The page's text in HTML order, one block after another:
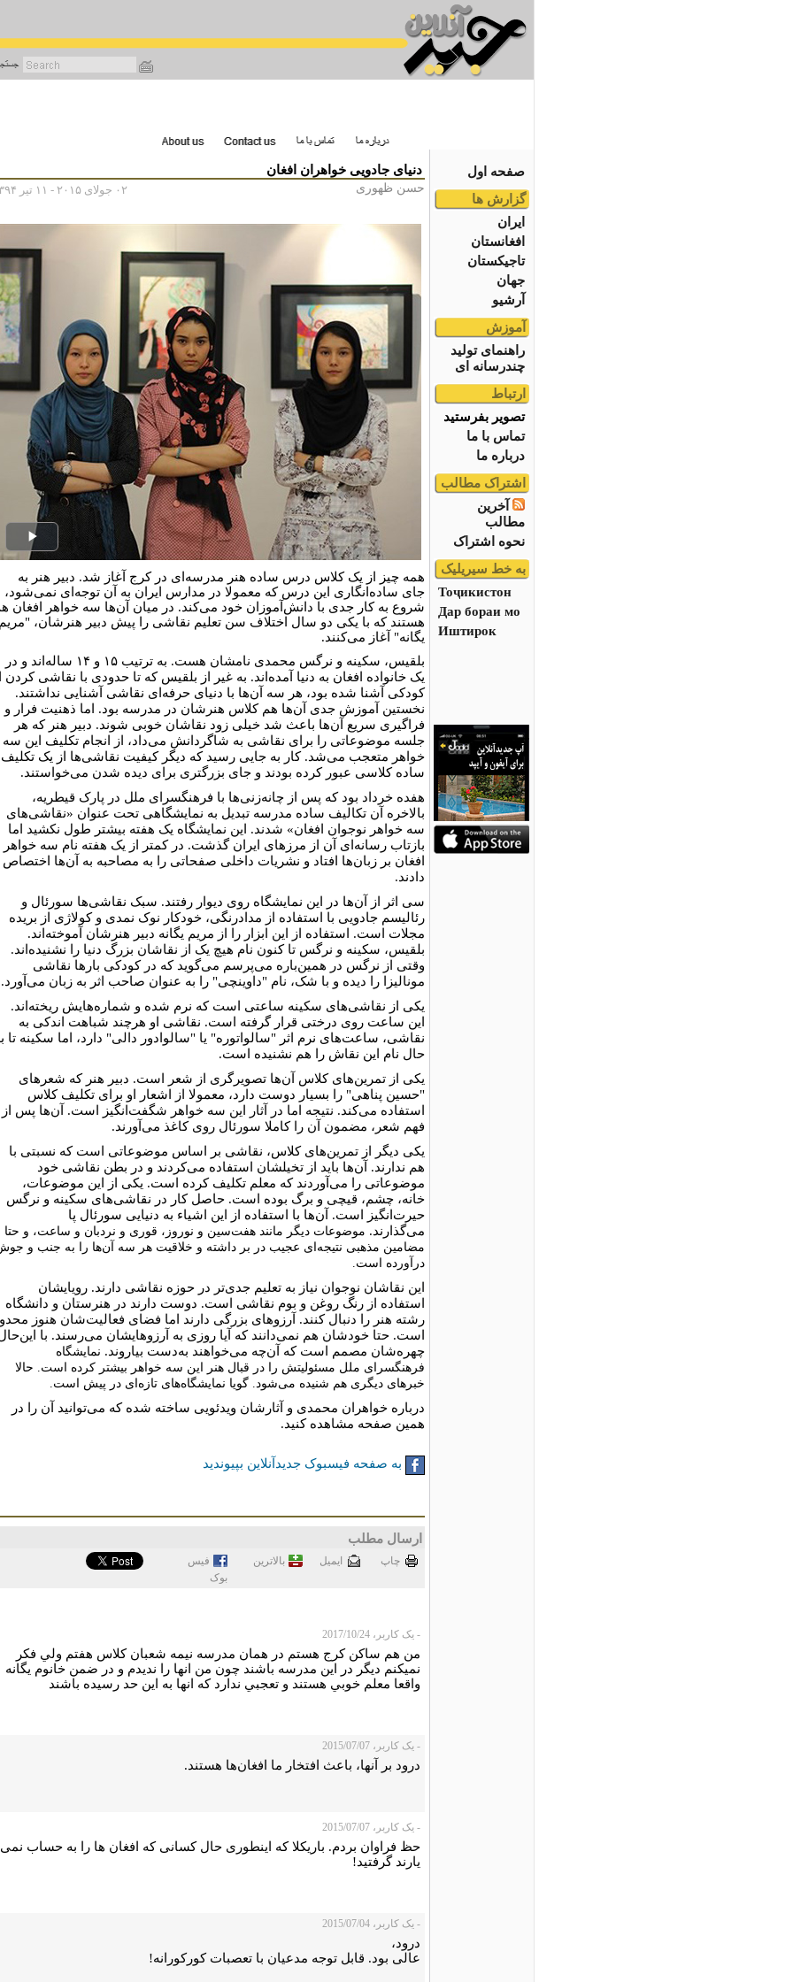
صفحه اول
گزارش ها
ایران
افغانستان
تاجیکستان
جهان
آرشیو
آموزش
راهنمای تولید
چندرسانه ای
ارتباط
تصویر بفرستید
تماس با ما
درباره ما
اشتراک مطالب
آخرین
مطالب
نحوه اشتراک
به خط سیریلیک
Тоҷикистон
Дар бораи мо
Иштирок
دنياى جادويى خواهران افغان
۰۲ جولای ۲۰۱۵ - ۱۱ تیر ۱۳۹۴ حسن ظهوری
همه چیز از یک کلاس درس ساده هنر مدرسه‌ای در کرج آغاز شد. دبیر هنر به
جای ساده‌انگاری این درس که معمولا در مدارس ایران به آن توجه‌ای نمی‌شود،
شروع به کار جدی با دانش‌آموزان خود می‌کند. در میان‌ آن‌ها سه خواهر افغان
هستند که با یکی دو سال اختلاف سن تعلیم نقاشی را پیش دبیر‌ هنرشان،
یگانه" آغاز می‌کنند.
بلقیس، سکینه و نرگس محمدی نامشان هست. به ترتیب ۱۵ و ۱۴ ساله‌اند و در
یک خانواده افغان به دنیا آمده‌اند. به غیر از بلقیس که تا حدودی با نقاشی کردن
کودکی آشنا شده بود، هر سه آن‌ها با دنیای حرفه‌ای نقاشی آشنایی نداشتند.
نخستین آموزش جدی آن‌ها هم کلاس هنرشان در مدرسه بود. اما ذهنیت فرار و
فراگیری سریع آن‌ها باعث شد خیلی زود نقاشان خوبی شوند. دبیر هنر که هر
جلسه موضوعاتی را برای نقاشی به شاگردانش می‌داد، از انجام تکلیف این سه
خواهر متعجب می‌شد. کار به جایی رسید که دیگر کیفیت نقاشی‌ها از یک تکلیف
ساده کلاسی عبور کرده بودند و جای بزرگتری برای دیده شدن می‌خواستند.
هفده خرداد بود که پس از چانه‌زنی‌ها با فرهنگسرای ملل در پارک قیطریه،
بالاخره آن تکالیف ساده مدرسه تبدیل به نمایشگاهی تحت عنوان «نقاشی‌های
سه خواهر نوجوان افغان» شدند. این نمایشگاه یک هفته بیشتر طول نکشید اما
بازتاب رسانه‌ای آن از مرزهای ایران گذشت. در کمتر از یک هفته نام سه خواهر
افغان بر زبان‌ها افتاد و نشریات داخلی صفحاتی را به مصاحبه به آن‌ها اختصاص
دادند.
سی اثر از آن‌ها در این نمایشگاه روی دیوار رفتند. سبک نقاشی‌ها سورئال و
رئالیسم جادویی با استفاده از مدادرنگی، خودکار نوک نمدی و کولاژی از بریده
مجلات است. استفاده از این‌ ابزار را از مریم یگانه دبیر هنرشان آموخته‌اند.
بلقیس، سکینه و نرگس تا کنون نام هیچ یک از نقاشان بزرگ دنیا را نشنیده‌اند.
وقتی از نرگس در همین‌باره می‌پرسم می‌گوید که در کودکی بارها نقاشی
مونالیزا را دیده و با شک، نام "داوینچی" را به عنوان صاحب اثر به زبان
یکی از نقاشی‌های سکینه ساعتی است که نرم شده و شماره‌هایش ریخته‌اند.
این ساعت روی درختی قرار گرفته‌ است. نقاشی او هرچند شباهت اندکی به
نقاشی، ساعت‌های نرم اثر "سالواتوره" یا "سالوادور دالی" دارد، اما سکینه تا
حال نام این نقاش را هم نشنیده است.
یکی از تمرین‌های کلاس آن‌ها تصویرگری از شعر است. دبیر هنر که شعرهای
"حسین پناهی" را بسیار دوست دارد، معمولا از اشعار او برای تکلیف کلاس
استفاده می‌کند. نتیجه اما در آثار این سه خواهر شگفت‌انگیز است. آن‌ها پس از
فهم شعر، مضمون آن را کاملا سورئال روی کاغذ می‌آورند.
یکی دیگر از تمرین‌های کلاس، نقاشی بر اساس موضوعاتی است که نسبتی با
هم ندارند. آن‌ها باید از تخیلشان استفاده می‌کردند و در بطن نقاشی خود
موضوعاتی را می‌آوردند که معلم تکلیف کرده‌ است. یکی از این موضوعات،
خانه، چشم، قیچی و برگ بوده‌ است. حاصل کار در نقاشی‌های سکینه و نرگس
حیرت‌‌انگیز است. آن‌ها با استفاده از این اشیاء به دنیایی سورئال پا
می‌گذارند. موضوعات دیگر مانند هفت‌سین و نوروز، قوری و نردبان و ساعت، و حتا
مضامین مذهبی نتیجه‌ای عجیب در بر داشته و خلاقیت هر سه آن‌ها را به جنب و
درآورده‌ است
این نقاشان نوجوان نیاز به تعلیم جدی‌تر در حوزه نقاشی دارند. رویایشان
استفاده از رنگ روغن و بوم نقاشی ‌است. دوست دارند در هنرستان و دانشگاه
رشته هنر را دنبال کنند. آرزوهای بزرگی دارند اما فضای فعالیت‌شان هنوز
است. حتا خودشان هم نمی‌دانند که آیا روزی به آرزوهایشان می‌رسند. با
چهره‌شان مصمم است که آن‌چه می‌خواهند به‌دست بیاروند. نمایشگاه
فرهنگسرای ملل مسئولیتش را در قبال هنر این سه خواهر بیشتر کرده ‌است. حالا
خبرهای دیگری هم شنیده می‌شود. گویا نمایشگاه‌های تازه‌ای در پیش است
درباره خواهران محمدی و آثارشان ویدئویی ساخته شده که می‌توانید آن را در
همین صفحه مشاهده کنید.
به صفحه فیسبوک جدیدآنلاین بپیوندید
ارسال مطلب
چاپ ايميل بالاترین
فيس
بوک
- یک کاربر، 2017/10/24
من هم ساكن كرج هستم در همان مدرسه نيمه شعبان كلاس هفتم ولي فكر
نميكنم ديگر در اين مدرسه باشند چون من انها را نديدم و در ضمن خانوم يگانه
واقعا معلم خوبي هستند و تعجبي ندارد كه انها به اين حد رسيده باشند
- یک کاربر، 2015/07/07
درود بر آنها، باعث افتخار ما افغان‌ها هستند.
- یک کاربر، 2015/07/07
حظ فراوان بردم. باریکلا که اینطوری حال کسانی که افغان ها را به حساب نمی
یارند گرفتید!
- یک کاربر، 2015/07/04
درود،
عالی بود. قابل توجه مدعیان با تعصبات کورکورانه!